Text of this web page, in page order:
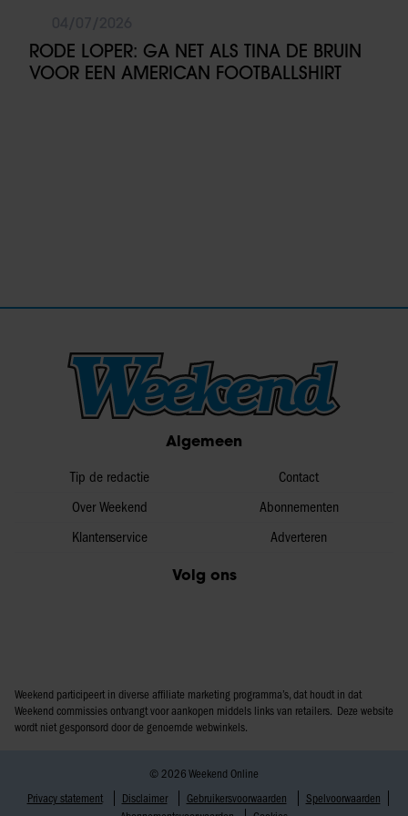
RODE LOPER: GA NET ALS TINA DE BRUIN
VOOR EEN AMERICAN FOOTBALLSHIRT
Algemeen
Tip de redactie
Over Weekend
Klantenservice
Contact
Abonnementen
Adverteren
Volg ons
Weekend participeert in diverse affiliate marketing programma’s, dat houdt in dat
Weekend commissies ontvangt voor aankopen middels links van retailers. Deze website
wordt niet gesponsord door de genoemde webwinkels.
© 2026 Weekend Online
Privacy statement
Disclaimer Gebruikersvoorwaarden
Spelvoorwaarden